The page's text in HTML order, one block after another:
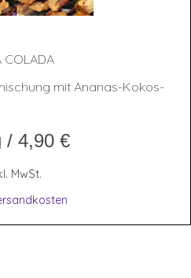
COLA­DA
mit Ananas-Kokos-
/ 4,90 €
MwSt.